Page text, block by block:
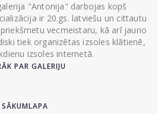
"Antonija" darbojas kopš
ir 20.gs. latviešu un cittautu
vecmeistaru, kā arī jauno
tiek organizētas izsoles klātienē,
izsoles internetā.
PAR GALERIJU
SĀKUMLAPA